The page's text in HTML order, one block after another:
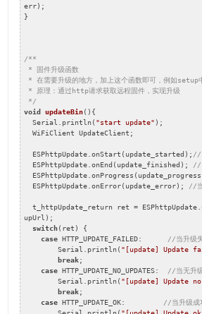
err);
}
/**
*/
void
updateBin() {
  Serial.println(
"start update" );
  ESPhttpUpdate.onStart(update_started);
//
  ESPhttpUpdate.onEnd(update_finished);
//
  ESPhttpUpdate.onError(update_error);
//
upUrl);
switch(ret) {
case HTTP_UPDATE_FAILED:
//当升级
        Serial.println(
"[update] Update
break;
case HTTP_UPDATE_NO_UPDATES:
//当无升
        Serial.println(
"[update] Update
break;
case HTTP_UPDATE_OK:
//当升级成